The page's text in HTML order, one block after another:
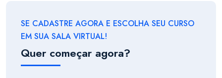
SE CADASTRE AGORA E ESCOLHA SEU CURSO
EM SUA SALA VIRTUAL!
Quer começar agora?